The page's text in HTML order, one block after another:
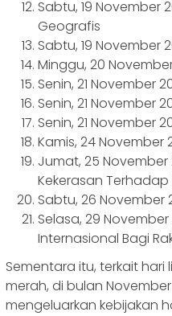
Sabtu, 19 November
Geografis
Sabtu, 19 November
Minggu, 20
Senin, 21 November
Senin, 21 November
Senin, 21 November
Kamis, 24 November
Jumat, 25 November
Kekerasan
Sabtu, 26 November
Selasa, 29
Internasional Bagi
Sementara itu, terkait
merah, di bulan
mengeluarkan kebijakan